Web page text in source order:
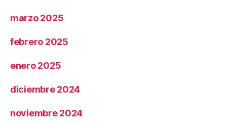
marzo 2025
febrero 2025
enero 2025
diciembre 2024
noviembre 2024